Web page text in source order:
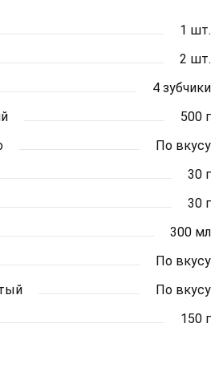
1 шт.
2 шт.
4 зубчики
500 г
По вкусу
30 г
30 г
300 мл
По вкусу
По вкусу
150 г